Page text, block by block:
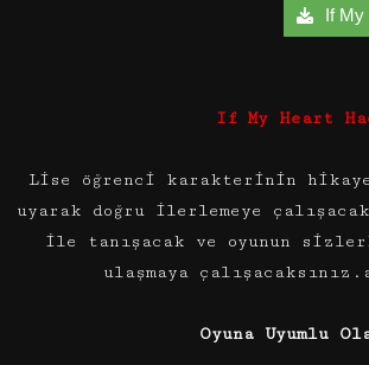
If My
If My Heart
Lise öğrenci karakterinin
uyarak doğru ilerlemeye
ile tanışacak ve oyunun
ulaşmaya
Oyuna Uyumlu